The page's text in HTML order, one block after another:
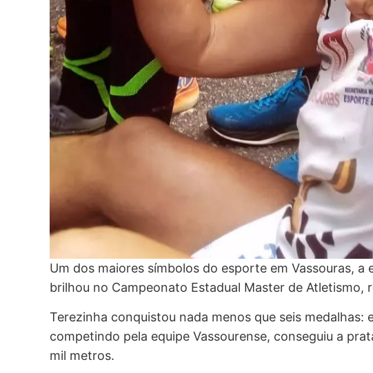
Um dos maiores símbolos do esporte em Vassouras,
brilhou no Campeonato Estadual Master de Atletismo,
Terezinha conquistou nada menos que seis medalhas:
competindo pela equipe Vassourense, conseguiu a
mil metros.